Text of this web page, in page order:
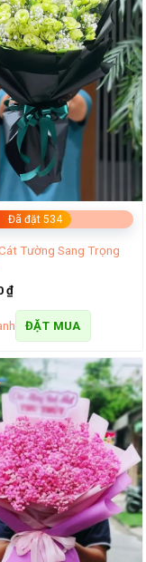
Đã đặt 534
Tường Sang Trọng
₫
ĐẶT MUA